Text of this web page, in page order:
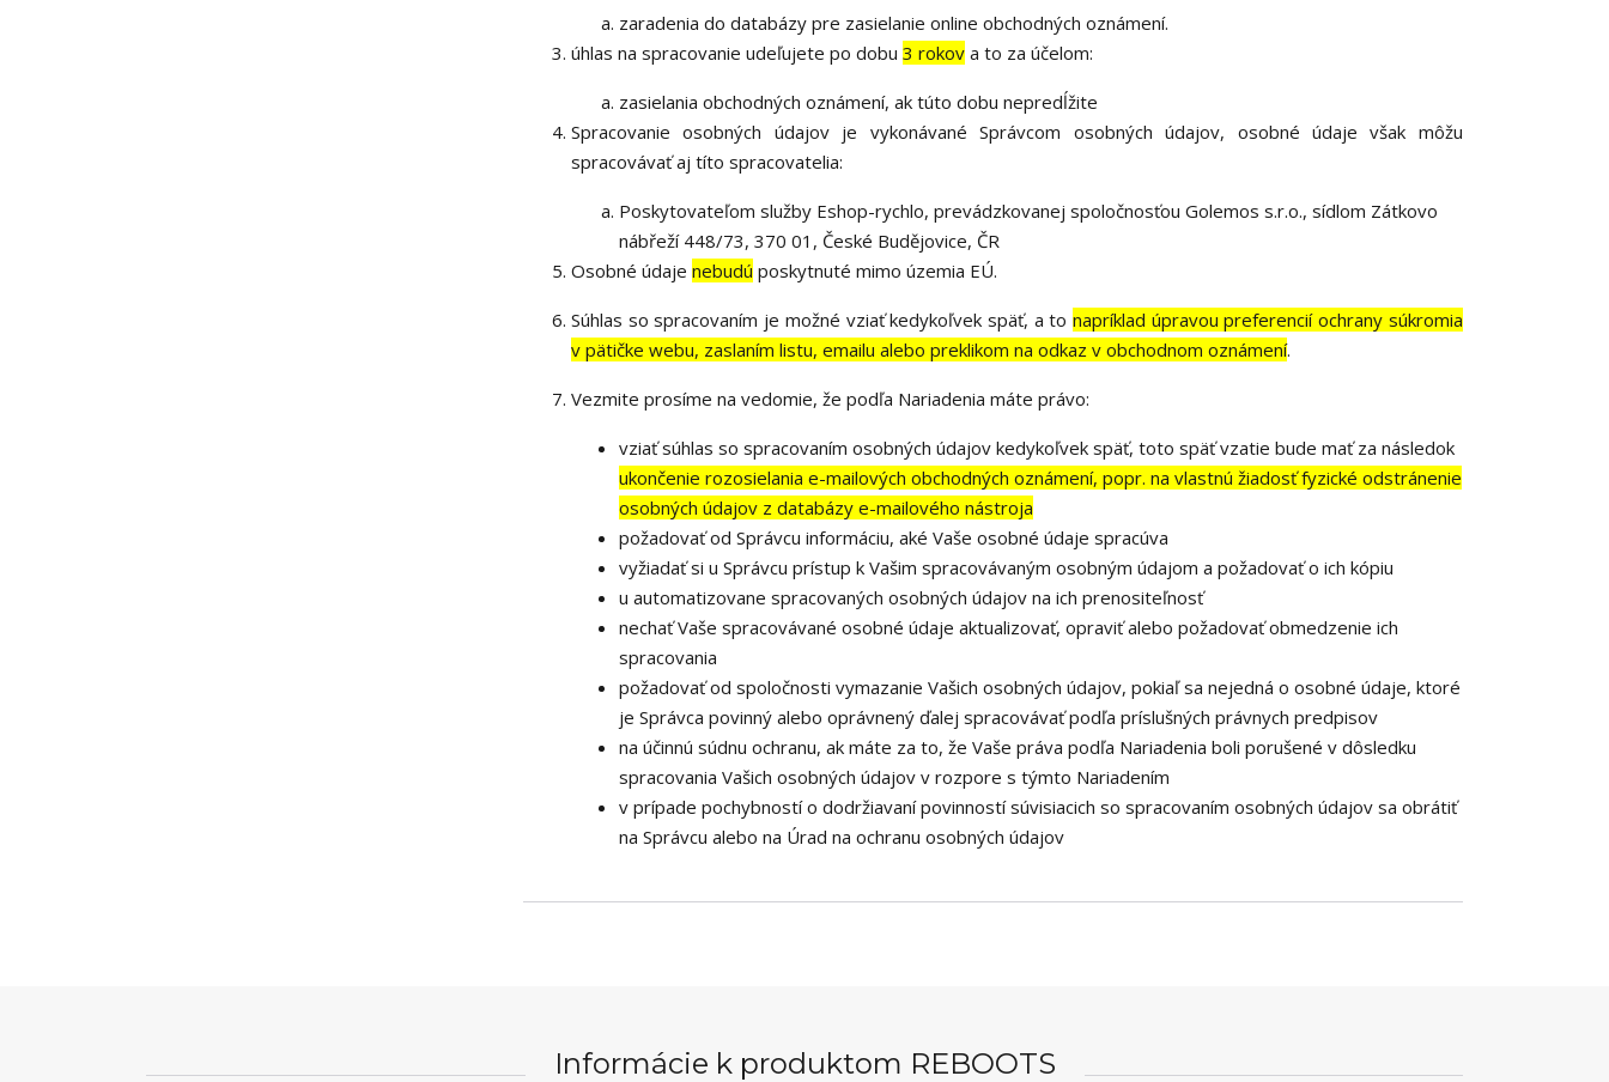
zaradenia do databázy pre zasielanie online obchodných oznámení.
úhlas na spracovanie udeľujete po dobu 3 rokova to za účelom:
zasielania obchodných oznámení, ak túto dobu nepredĺžite
Spracovanie osobných údajov je vykonávané Správcom osobných údajov, osobné údaje však môžu
spracovávať aj títo spracovatelia:
Poskytovateľom služby Eshop-rychlo, prevádzkovanej spoločnosťou Golemos s.r.o., sídlom Zátkovo
nábřeží 448/73, 370 01, České Budějovice, ČR
Osobné údaje nebudú poskytnuté mimo územia EÚ.
Súhlas so spracovaním je možné vziať kedykoľvek späť, a tonapríklad úpravou preferencií ochrany súkromia
v pätičke webu, zaslaním listu, emailu alebo preklikom na odkaz v obchodnom oznámení.
Vezmite prosíme na vedomie, že podľa Nariadenia máte právo:
vziať súhlas so spracovaním osobných údajov kedykoľvek späť, toto späť vzatie bude mať za následok
ukončenie rozosielania e-mailových obchodných oznámení, popr. na vlastnú žiadosť fyzické odstránenie
osobných údajov z databázy e-mailového nástroja
požadovať od Správcu informáciu, aké Vaše osobné údaje spracúva
vyžiadať si u Správcu prístup k Vašim spracovávaným osobným údajom a požadovať o ich kópiu
u automatizovane spracovaných osobných údajov na ich prenositeľnosť
nechať Vaše spracovávané osobné údaje aktualizovať, opraviť alebo požadovať obmedzenie ich
spracovania
požadovať od spoločnosti vymazanie Vašich osobných údajov, pokiaľ sa nejedná o osobné údaje, ktoré
je Správca povinný alebo oprávnený ďalej spracovávať podľa príslušných právnych predpisov
na účinnú súdnu ochranu, ak máte za to, že Vaše práva podľa Nariadenia boli porušené v dôsledku
spracovania Vašich osobných údajov v rozpore s týmto Nariadením
v prípade pochybností o dodržiavaní povinností súvisiacich so spracovaním osobných údajov sa obrátiť
na Správcu alebo na Úrad na ochranu osobných údajov
Informácie k produktom REBOOTS